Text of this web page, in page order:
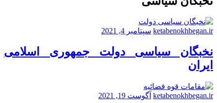
ketabenokhbegan.ir سپتامبر 4, 2021
نخبگان سیاسی دولت جمهوری اسلامی
ایران
ketabenokhbegan.ir آگوست 19, 2021